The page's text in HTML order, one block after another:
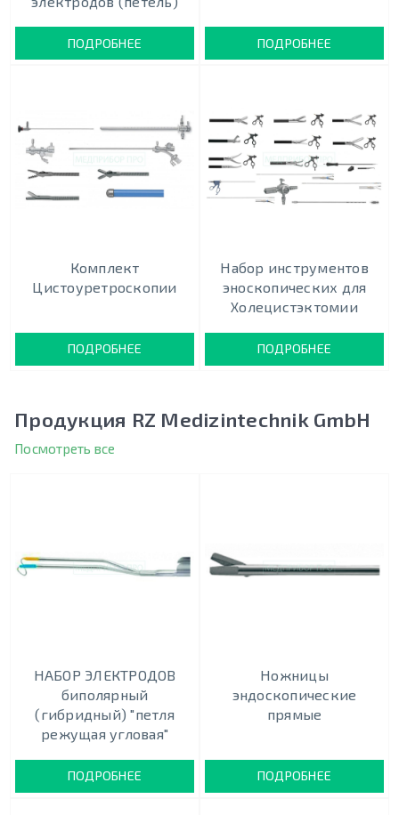
ПОДРОБНЕЕ ПОДРОБНЕЕ
Комплект
Цистоуретроскопии
ПОДРОБНЕЕ
Набор инструментов
эноскопических для
Холецистэктомии
ПОДРОБНЕЕ
Продукция RZ Medizintechnik GmbH
Посмотреть все
НАБОР ЭЛЕКТРОДОВ
биполярный
(гибридный) "петля
режущая угловая"
ПОДРОБНЕЕ
Ножницы
эндоскопические
прямые
ПОДРОБНЕЕ